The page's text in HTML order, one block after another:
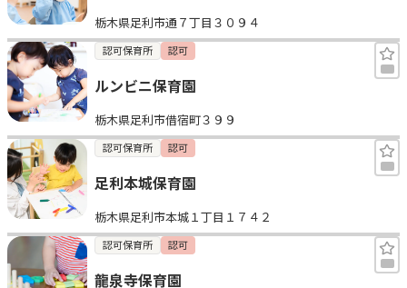
栃木県足利市通７丁目３０９４
認可保育所 認可
ルンビニ保育園
栃木県足利市借宿町３９９
認可保育所 認可
足利本城保育園
栃木県足利市本城１丁目１７４２
認可保育所 認可
龍泉寺保育園